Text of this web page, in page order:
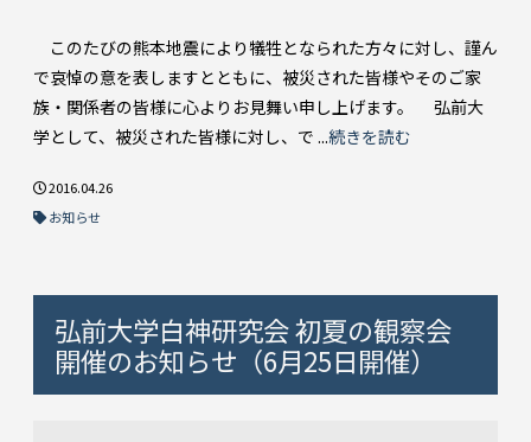
このたびの熊本地震により犠牲となられた方々に対し、謹ん
で哀悼の意を表しますとともに、被災された皆様やそのご家
族・関係者の皆様に心よりお見舞い申し上げます。 弘前大
学として、被災された皆様に対し、で ...続きを読む
2016.04.26
お知らせ
弘前大学白神研究会 初夏の観察会
開催のお知らせ（6月25日開催）